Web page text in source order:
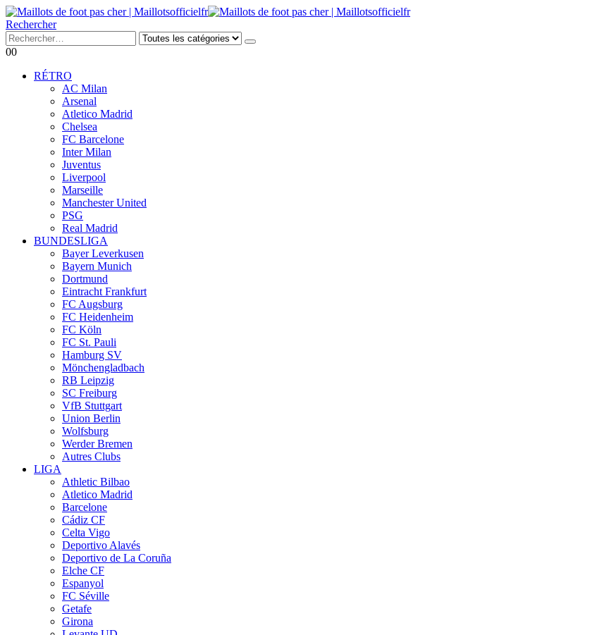
Rechercher
00
RÉTRO
AC Milan
Arsenal
Atletico Madrid
Chelsea
FC Barcelone
Inter Milan
Juventus
Liverpool
Marseille
Manchester United
PSG
Real Madrid
BUNDESLIGA
Bayer Leverkusen
Bayern Munich
Dortmund
Eintracht Frankfurt
FC Augsburg
FC Heidenheim
FC Köln
FC St. Pauli
Hamburg SV
Mönchengladbach
RB Leipzig
SC Freiburg
VfB Stuttgart
Union Berlin
Wolfsburg
Werder Bremen
Autres Clubs
LIGA
Athletic Bilbao
Atletico Madrid
Barcelone
Cádiz CF
Celta Vigo
Deportivo Alavés
Deportivo de La Coruña
Elche CF
Espanyol
FC Séville
Getafe
Girona